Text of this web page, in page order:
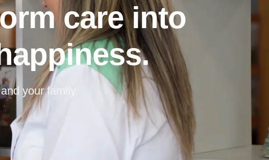
care into
your family.